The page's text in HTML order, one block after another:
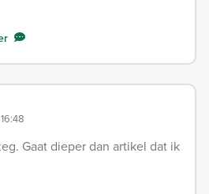
Gaat dieper dan artikel dat ik